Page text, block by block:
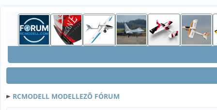
RCMODELL MODELLEZÕ FÓRUM